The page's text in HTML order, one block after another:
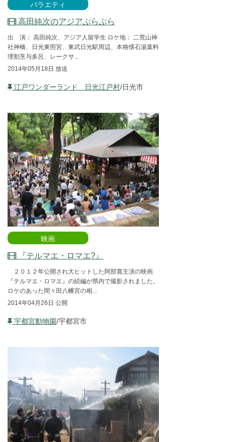
バラエティ
高田純次のアジアぷらぷら
出 演： 高田純次、アジア人留学生 ロケ地： 二荒山神
社神橋、日光東照宮、東武日光駅周辺、本格懐石湯葉料
理割烹与多呂、レークサ...
2014年05月18日 放送
江戸ワンダーランド 日光江戸村/日光市
映画
『テルマエ・ロマエ?』
２０１２年公開され大ヒットした阿部寛主演の映画
『テルマエ・ロマエ』の続編が県内で撮影されました。
ロケのあった間々田八幡宮の相...
2014年04月26日 公開
宇都宮動物園/宇都宮市